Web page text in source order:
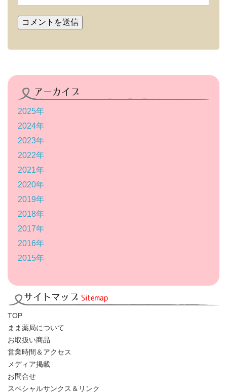
アーカイブ
2025年
2024年
2023年
2022年
2021年
2020年
2019年
2018年
2017年
2016年
2015年
サイトマップ Sitemap
TOP
まま薬局について
お取扱い商品
営業時間＆アクセス
メディア掲載
お問合せ
スペシャルサンクス＆リンク